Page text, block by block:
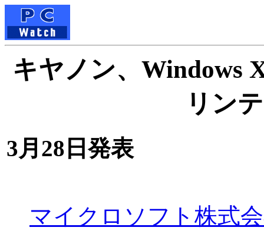
キヤノン、Windows
リン
3月28日発表
マイクロソフト株式